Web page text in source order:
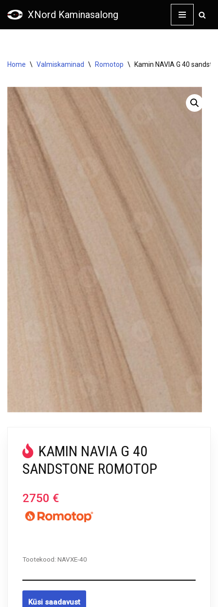
XNord Kaminasalong
Home \ Valmiskaminad \ Romotop \ Kamin NAVIA G 40
KAMIN NAVIA G 40
SANDSTONE ROMOTOP
2750 €
Tootekood: NAVXE-40
Küsi saadavust